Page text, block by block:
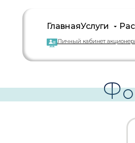
ГлавнаяУслуги
Личный кабинет